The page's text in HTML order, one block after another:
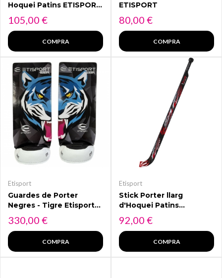
Hoquei Patins ETISPORT
2K24
Preu
105,00 €
COMPRA
ETISPORT
Preu
80,00 €
COMPRA
Etisport
Guardes de Porter
Negres - Tigre Etisport
per Toor – Model
Professional
Preu
330,00 €
COMPRA
Etisport
Stick Porter llarg
d'Hoquei Patins
ETISPORT 2K24. Color:
vermell i negre
Preu
92,00 €
COMPRA